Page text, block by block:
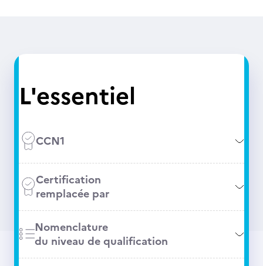
L'essentiel
CCN1
Certification
remplacée par
Nomenclature
du niveau de qualification